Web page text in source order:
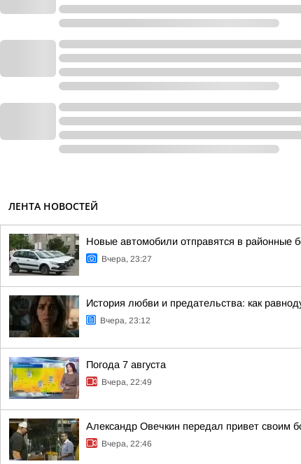
ЛЕНТА НОВОСТЕЙ
Новые автомобили отправятся в районные
Вчера, 23:27
История любви и предательства: как
Вчера, 23:12
Погода 7 августа
Вчера, 22:49
Александр Овечкин передал привет своим
Вчера, 22:46